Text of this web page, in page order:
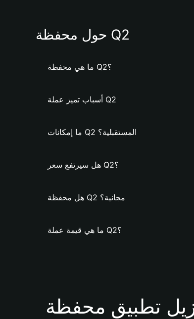
حول محفظة Q2
ما هي محفظة Q2؟
أسباب تميز عملة Q2
ما إمكانات Q2 المستقبلية؟
هل سيرتفع سعر Q2؟
هل محفظة Q2 مجانية؟
ما هي قيمة عملة Q2؟